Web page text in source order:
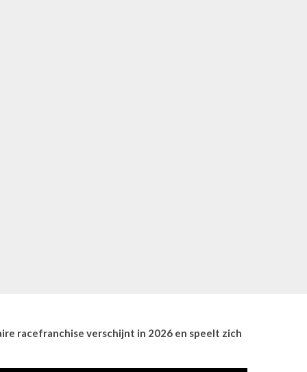
racefranchise verschijnt in 2026 en speelt zich